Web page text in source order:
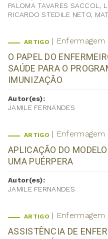
PALOMA TAVARES SACCOL,
RICARDO STEDILE NETO,
ARTIGO
O PAPEL DO
SAÚDE PARA O
IMUNIZAÇÃO
Autor(es):
JAMILE FERNANDES
ARTIGO
APLICAÇÃO DO
UMA PUÉRPERA
Autor(es):
JAMILE FERNANDES
ARTIGO
ASSISTÊNCIA DE